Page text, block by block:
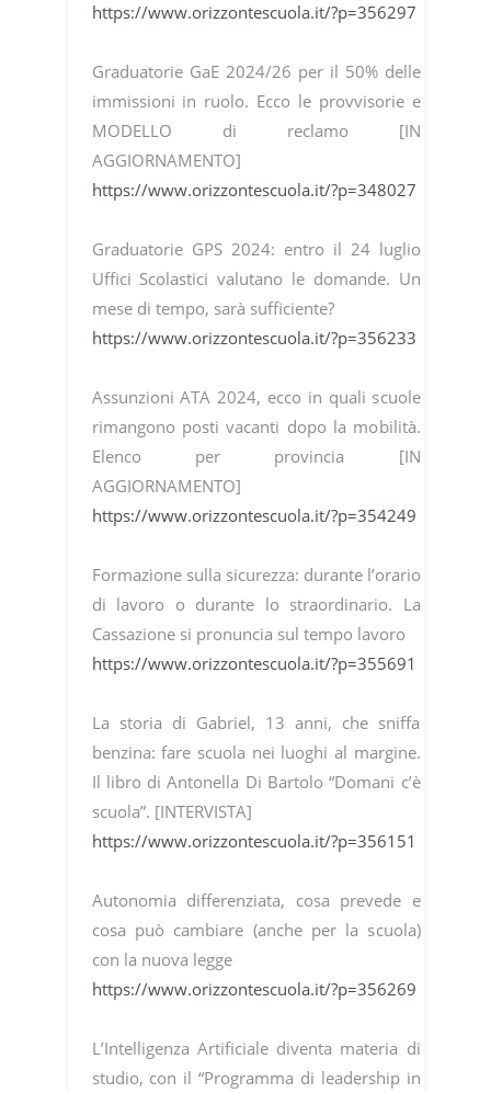
https://www.orizzontescuola.it/?p=356297
Graduatorie GaE 2024/26 per il 50% delle
immissioni in ruolo. Ecco le provvisorie e
MODELLO di reclamo [IN
AGGIORNAMENTO]
https://www.orizzontescuola.it/?p=348027
Graduatorie GPS 2024: entro il 24 luglio
Uffici Scolastici valutano le domande. Un
mese di tempo, sarà sufficiente?
https://www.orizzontescuola.it/?p=356233
Assunzioni ATA 2024, ecco in quali scuole
rimangono posti vacanti dopo la mobilità.
Elenco per provincia [IN
AGGIORNAMENTO]
https://www.orizzontescuola.it/?p=354249
Formazione sulla sicurezza: durante l’orario
di lavoro o durante lo straordinario. La
Cassazione si pronuncia sul tempo lavoro
https://www.orizzontescuola.it/?p=355691
La storia di Gabriel, 13 anni, che sniffa
benzina: fare scuola nei luoghi al margine.
Il libro di Antonella Di Bartolo “Domani c’è
scuola”. [INTERVISTA]
https://www.orizzontescuola.it/?p=356151
Autonomia differenziata, cosa prevede e
cosa può cambiare (anche per la scuola)
con la nuova legge
https://www.orizzontescuola.it/?p=356269
L’Intelligenza Artificiale diventa materia di
studio, con il “Programma di leadership in